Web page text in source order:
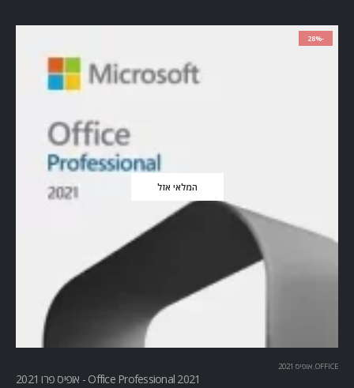
-28%
המלאי אזל
OFFICE
, אופיס 2021
Office Professional 2021 - אופיס פרו 2021